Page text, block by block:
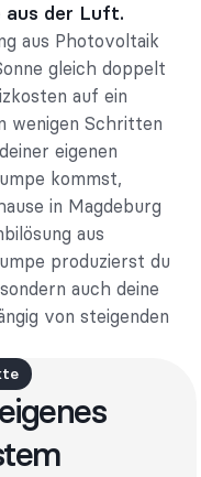
aus der Luft.
aus Photovoltaik
gleich doppelt
auf ein
wenigen Schritten
eigenen
kommst,
in Magdeburg
aus
produzierst du
auch deine
von steigenden